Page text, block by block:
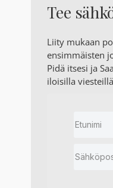
Tee
Liity mukaan
ensimmäisten
Pidä itsesi ja
iloisilla